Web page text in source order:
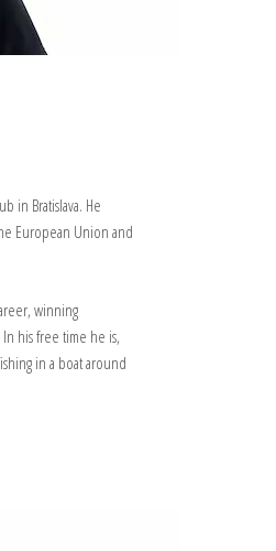
in Bratislava. He
European Union and
winning
his free time he is,
in a boat around